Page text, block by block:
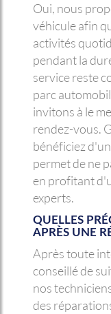
Oui, nous
véhicule afin
activités
pendant la
service reste
parc
invitons à le
rendez-vous.
bénéficiez
permet de ne
en profitant
experts.
QUELLES
APRÈS UNE
Après toute
conseillé de
nos
des